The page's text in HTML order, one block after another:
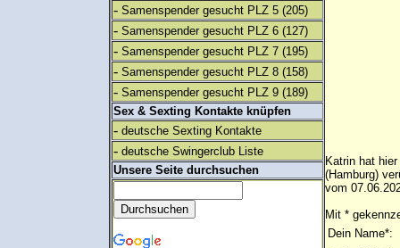
- Samenspender gesucht PLZ 5 (205)
- Samenspender gesucht PLZ 6 (127)
- Samenspender gesucht PLZ 7 (195)
- Samenspender gesucht PLZ 8 (158)
- Samenspender gesucht PLZ 9 (189)
Sex & Sexting Kontakte knüpfen
- deutsche Sexting Kontakte
- deutsche Swingerclub Liste
Unsere Seite durchsuchen
Katrin hat
(Hamburg)
vom
Mit *
Dein Name*: